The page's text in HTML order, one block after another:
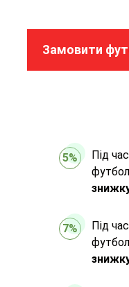
Замовити
5%
Під
7%
Під